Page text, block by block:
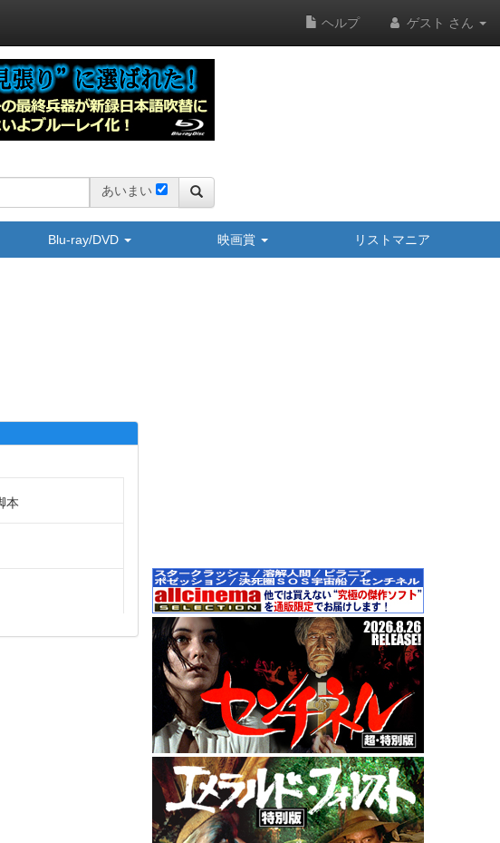
ヘルプ ゲスト さん
あいまい
Blu-ray/DVD 映画賞 リストマニア
本